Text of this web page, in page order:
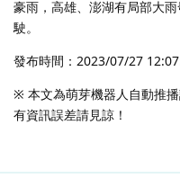
豪雨，高雄、澎湖有局部大
駛。
發布時間：2023/07/27
※ 本文為萌芽機器人自動推
有資訊誤差請見諒！